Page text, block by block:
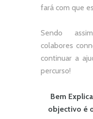
fará com que
Sendo
colabores
continuar a
percurso!
Bem
objectivo é